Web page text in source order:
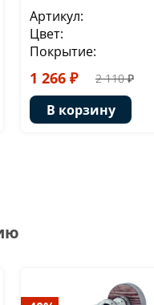
Артикул:
Цвет:
Покрытие:
1 266 ₽ 2 110 ₽
В корзину